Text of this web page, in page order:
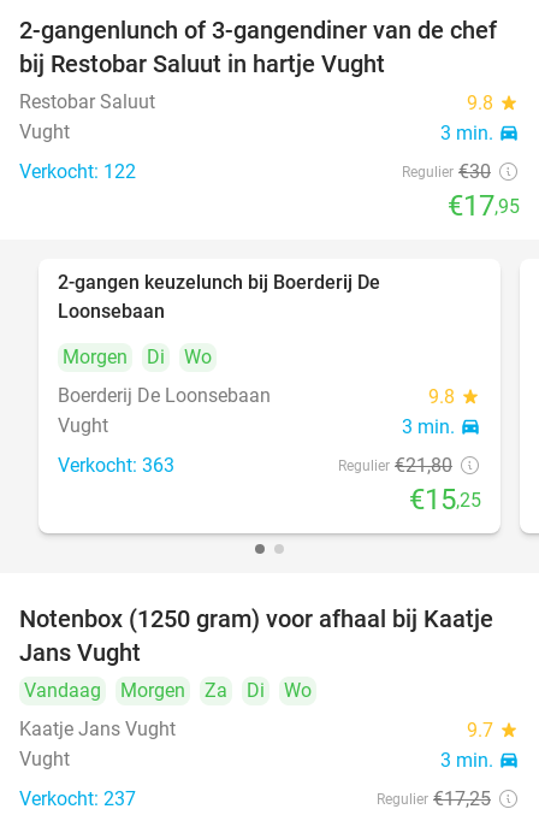
40%
2-gangenlunch of 3-gangendiner van de chef
bij Restobar Saluut in hartje Vught
Restobar Saluut 9.8 star
Vught 3 min. directions_car
Verkocht: 122 Regulier €30
€17,95
2-gangen keuzelunch bij Boerderij De
Loonsebaan
Morgen
Di
Wo
Boerderij De Loonsebaan
9.8 star
Vught 3 min. directions_car
Verkocht: 363 Regulier €21,80
€15,25
42%
Notenbox (1250 gram) voor afhaal bij Kaatje
Jans Vught
Vandaag Morgen Za Di
Wo
Kaatje Jans Vught
9.7 star
Vught 3 min. directions_car
Verkocht: 237 Regulier €17,25